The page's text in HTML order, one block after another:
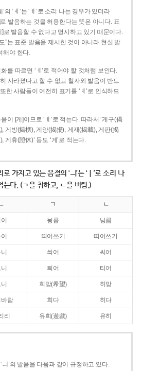
의 ‘ㅖ’는 ‘ㅔ’로 소리 나는 경우가 있더라
로 발음하는 것을 허용한다는 뜻은 아니다. 표
로 발음할 수 없다고 명시하고 있기 때문이다.
”는 표준 발음을 제시한 것이 아니라 현실 발
해야 한다.
를 따르면 ‘ㅔ’로 적어야 할 것처럼 보인다.
사라졌다고 할 수 없고 철자와 발음이 반드
한 사람들이 여전히 표기를 ‘ㅖ’로 인식하므
이 [게]이므로 ‘ㅔ’로 적는다. 따라서 ‘게구(偈
게방(揭榜), 게양(揭揚), 게재(揭載), 게판(揭
게휴(憩休)’ 등도 ‘게’로 적는다.
로 가지고 있는 음절의 ‘ㅢ’는 ‘ㅣ’로 소리 나
는다. (ㄱ을 취하고, ㄴ을 버림.)
ㄱ ㄴ
닁큼 닝큼
띄어쓰기 띠어쓰기
씌어 씨어
틔어 티어
희망(希望) 히망
람 희다 히다
리 유희(遊戱) 유히
’의 발음을 다음과 같이 규정하고 있다.